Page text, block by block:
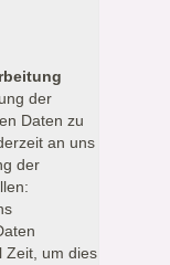
der
Daten zu
an uns
der
Zeit, um dies